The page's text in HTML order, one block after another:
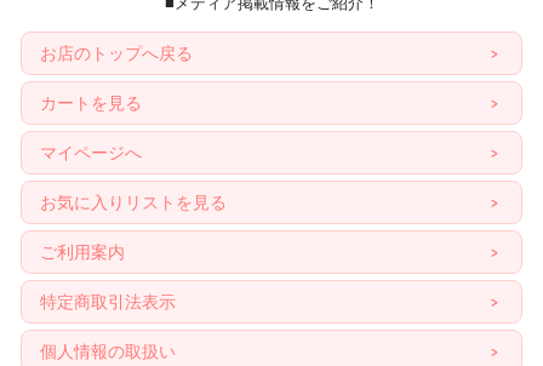
お店のトップへ戻る
カートを見る
マイページへ
お気に入りリストを見る
ご利用案内
特定商取引法表示
個人情報の取扱い